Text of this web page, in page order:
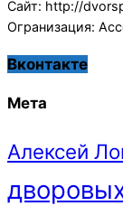
Сайт: http://
Огранизация:
Вконтакте
Мета
Алексей